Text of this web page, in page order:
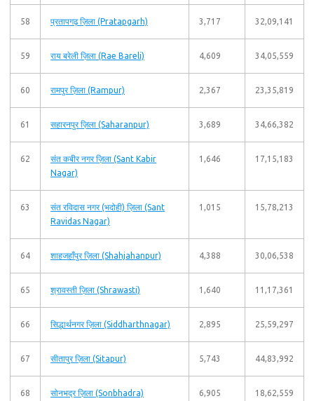
58 प्रतापगढ़ ज़िला (Pratapgarh) 3,717 32,09,141
59 राय बरेली ज़िला (Rae Bareli) 4,609 34,05,559
60 रामपुर ज़िला (Rampur) 2,367 23,35,819
61 सहारनपुर ज़िला (Saharanpur) 3,689 34,66,382
62
संत कबीर नगर ज़िला (Sant Kabir
Nagar)
1,646 17,15,183
63
संत रविदास नगर (भदोही) ज़िला (Sant
Ravidas Nagar)
1,015 15,78,213
64 शाहजहाँपुर ज़िला (Shahjahanpur) 4,388 30,06,538
65 श्रावस्ती ज़िला (Shrawasti) 1,640 11,17,361
66 सिद्धार्थनगर ज़िला (Siddharthnagar) 2,895 25,59,297
67 सीतापुर ज़िला (Sitapur) 5,743 44,83,992
68 सोनभद्र ज़िला (Sonbhadra) 6,905 18,62,559